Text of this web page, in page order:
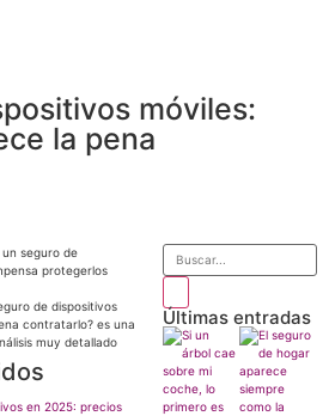
móviles:
la pena
seguro de
protegerlos
en 2025: precios
Últimas entradas